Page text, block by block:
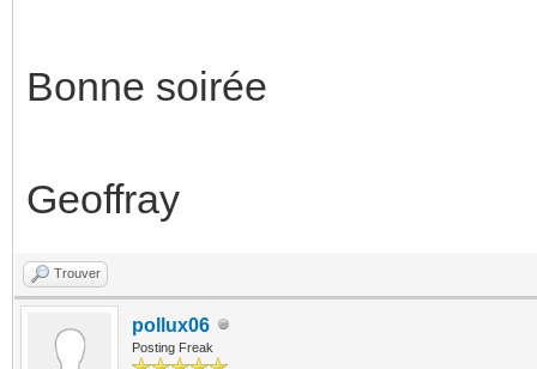
Bonne soirée
Geoffray
Trouver
pollux06
Posting Freak